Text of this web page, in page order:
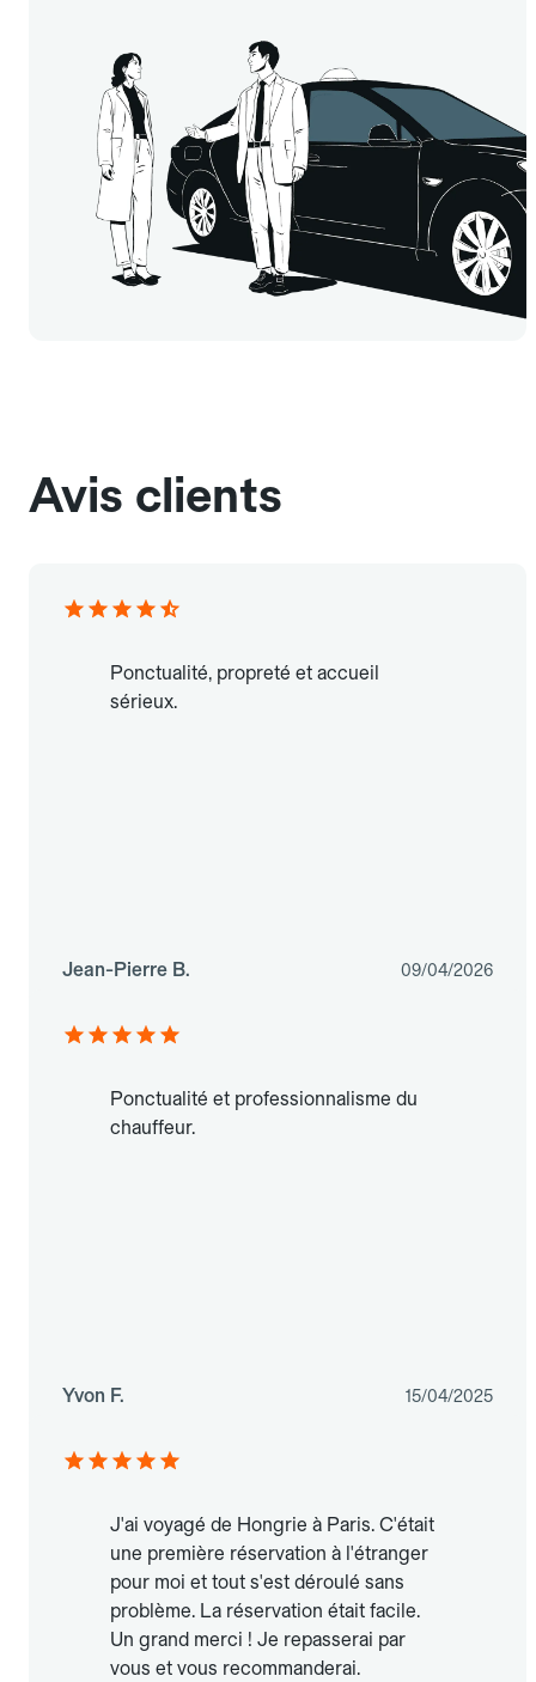
Avis clients
Ponctualité, propreté et accueil
sérieux.
Jean-Pierre B. 09/04/2026
Ponctualité et professionnalisme du
chauffeur.
Yvon F. 15/04/2025
J'ai voyagé de Hongrie à Paris. C'était
une première réservation à l'étranger
pour moi et tout s'est déroulé sans
problème. La réservation était facile.
Un grand merci ! Je repasserai par
vous et vous recommanderai.